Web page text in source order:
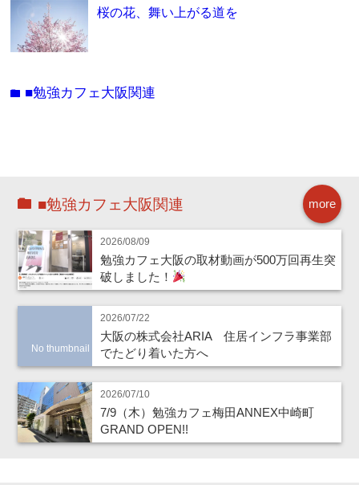
桜の花、舞い上がる道を
folder ■勉強カフェ大阪関連
more
■勉強カフェ大阪関連
2026/08/09
勉強カフェ大阪の取材動画が500万回再生突
破しました！
No thumbnail
2026/07/22
大阪の株式会社ARIA 住居インフラ事業部
でたどり着いた方へ
2026/07/10
7/9（木）勉強カフェ梅田ANNEX中崎町
GRAND OPEN!!